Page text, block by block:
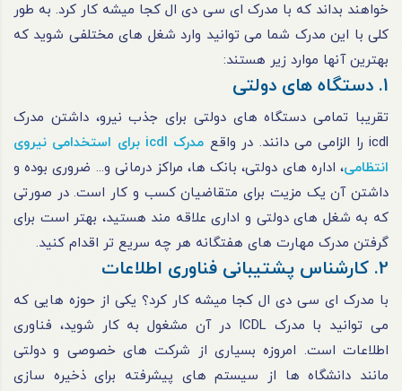
خواهند بداند که با مدرک ای سی دی ال کجا میشه کار کرد. به طور
کلی با این مدرک شما می توانید وارد شغل های مختلفی شوید که
بهترین آنها موارد زیر هستند:
1. دستگاه های دولتی
تقریبا تمامی دستگاه های دولتی برای جذب نیرو، داشتن مدرک
icdl را الزامی می دانند. در واقع
مدرک icdl برای استخدامی نیروی
انتظامی، اداره های دولتی، بانک ها، مراکز درمانی و... ضروری بوده و
داشتن آن یک مزیت برای متقاضیان کسب و کار است. در صورتی
که به شغل های دولتی و اداری علاقه مند هستید، بهتر است برای
گرفتن مدرک مهارت های هفتگانه هر چه سریع تر اقدام کنید.
2. کارشناس پشتیبانی فناوری اطلاعات
با مدرک ای سی دی ال کجا میشه کار کرد؟ یکی از حوزه هایی که
می توانید با مدرک ICDL در آن مشغول به کار شوید، فناوری
اطلاعات است. امروزه بسیاری از شرکت های خصوصی و دولتی
مانند دانشگاه ها از سیستم های پیشرفته برای ذخیره سازی